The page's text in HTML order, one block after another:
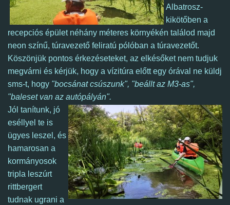
Albatrosz-
kikötőben a
recepciós épület néhány méteres környékén találod majd
neon színű, túravezető feliratú pólóban a túravezetőt.
Köszönjük pontos érkezéseteket, az elkésőket nem tudjuk
megvárni és kérjük, hogy a vízitúra előtt egy órával ne küldj
sms-t, hogy "bocsánat csúszunk", "beállt az M3-as",
"baleset van az autópályán".
Jól tanítunk, jó
eséllyel te is
ügyes leszel, és
hamarosan a
kormányosok
tripla leszúrt
rittbergert
tudnak ugrani a